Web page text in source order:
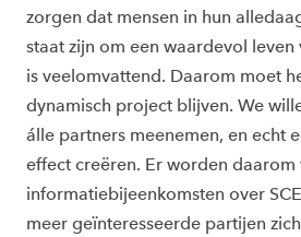
zorgen dat mensen in hun
staat zijn om een waardevol
is veelomvattend. Daarom moet
dynamisch project blijven. We
álle partners meenemen, en echt
effect creëren. Er worden daarom
informatiebijeenkomsten over
meer geïnteresseerde partijen